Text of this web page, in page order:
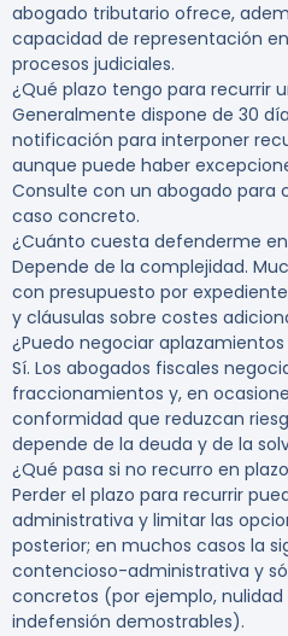
abogado tributario ofrece,
capacidad de representación
procesos judiciales.
¿Qué plazo tengo para recurrir
Generalmente dispone de 30
notificación para interponer
aunque puede haber
Consulte con un abogado para
caso concreto.
¿Cuánto cuesta defenderme
Depende de la complejidad.
con presupuesto por
y cláusulas sobre costes
¿Puedo negociar
Sí. Los abogados fiscales
fraccionamientos y, en
conformidad que reduzcan
depende de la deuda y de la
¿Qué pasa si no recurro en
Perder el plazo para recurrir
administrativa y limitar las
posterior; en muchos casos la
contencioso-administrativa y
concretos (por ejemplo,
indefensión demostrables).